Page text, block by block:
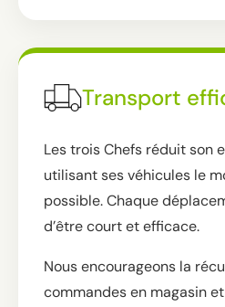
Transport
Les trois Chefs réduit son
utilisant ses véhicules le
possible. Chaque
d’être court et efficace.
Nous encourageons la
commandes en magasin